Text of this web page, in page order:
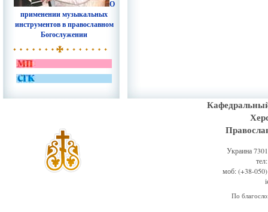
О
применении музыкальных
инструментов в православном
Богослужении
Украина
моб: (+38-
По